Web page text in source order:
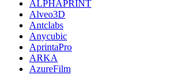
ALPHAPRINT
Alveo3D
Antclabs
Anycubic
AprintaPro
ARKA
AzureFilm